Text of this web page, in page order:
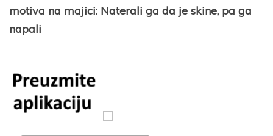
motiva na majici: Naterali ga da je skine, pa ga
napali